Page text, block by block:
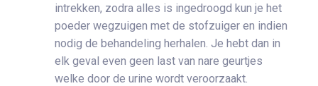
intrekken, zodra alles is ingedroogd kun je het
poeder wegzuigen met de stofzuiger en indien
nodig de behandeling herhalen. Je hebt dan in
elk geval even geen last van nare geurtjes
welke door de urine wordt veroorzaakt.